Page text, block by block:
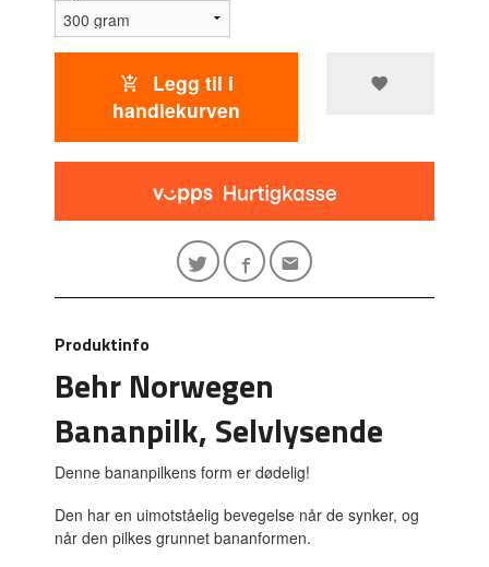
Legg til i
handlekurven
Produktinfo
Behr Norwegen
Bananpilk, Selvlysende
Denne bananpilkens form er dødelig!
Den har en uimotståelig bevegelse når de synker, og
når den pilkes grunnet bananformen.